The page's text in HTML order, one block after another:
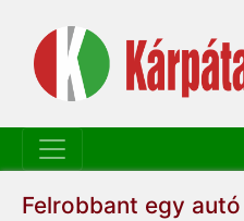
Felrobbant egy